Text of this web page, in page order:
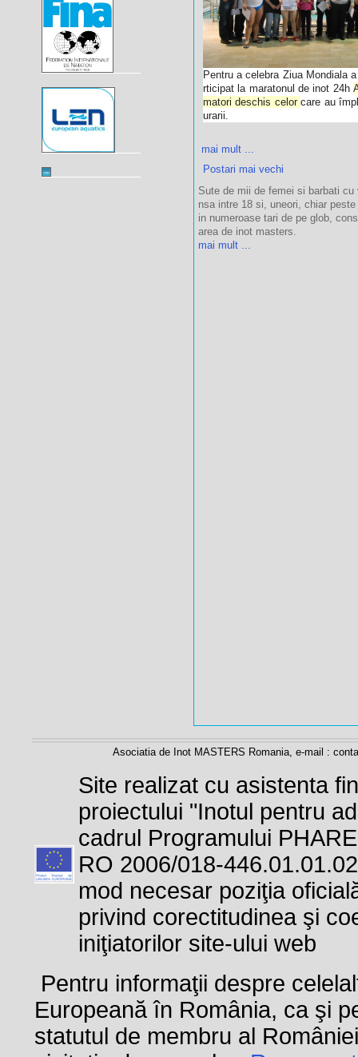
Pentru a celebra Ziua Mondiala
rticipat la maratonul de inot 24h
matori deschis celorcare au
urarii.
mai mult ...
Postari mai vechi
Sute de mii de femei si barbati cu
nsa intre 18 si, uneori, chiar
in numeroase tari de pe glob,
area de inot masters.
mai mult ...
Asociatia de Inot MASTERS Romania, e-mail :
Site realizat cu asistenta
proiectului "Inotul pentru
cadrul Programului
RO 2006/018-
mod necesar poziţia
privind corectitudinea şi
iniţiatorilor site-ului web
Pentru informaţii despre
Europeană în România, ca şi
statutul de membru al